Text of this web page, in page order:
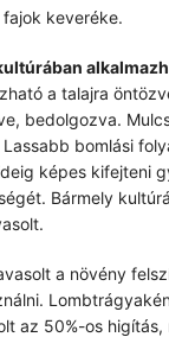
keveréke.
a talajra
bedolgozva.
bomlási
képes kifejteni
Bármely
a növény
az 50%-os higítás,